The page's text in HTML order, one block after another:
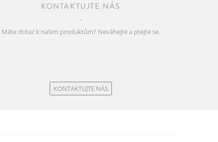
KONTAKTUJTE NÁS
Máte dotaz k našim produktům? Neváhejte a ptejte se.
KONTAKTUJTE NÁS